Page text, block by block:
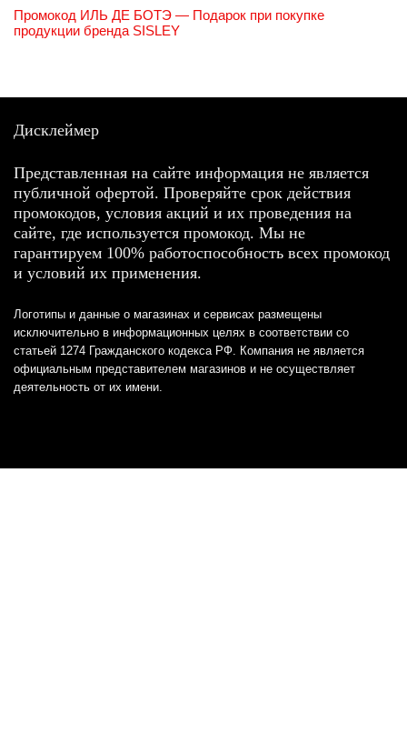
Промокод ИЛЬ ДЕ БОТЭ — Подарок при покупке
продукции бренда SISLEY
Дисклеймер
Представленная на сайте информация не является
публичной офертой. Проверяйте срок действия
промокодов, условия акций и их проведения на
сайте, где используется промокод. Мы не
гарантируем 100% работоспособность всех промокод
и условий их применения.
Логотипы и данные о магазинах и сервисах размещены
исключительно в информационных целях в соответствии со
статьей 1274 Гражданского кодекса РФ. Компания не является
официальным представителем магазинов и не осуществляет
деятельность от их имени.